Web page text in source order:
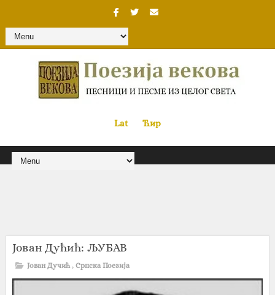
Lat« Ћир
Јован Дућић: ЉУБАВ
Јован Дучић , Српска Поезија